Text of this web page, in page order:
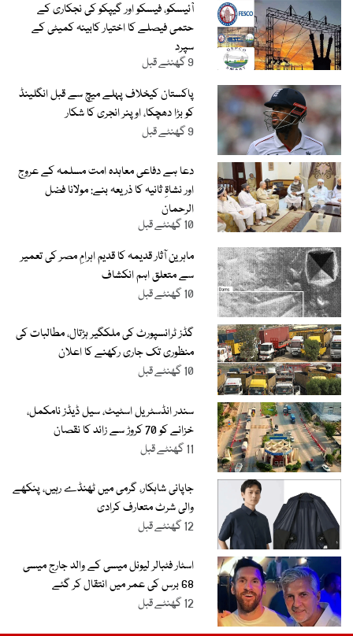
آئیسکو، فیسکو اور گیپکو کی نجکاری کے
حتمی فیصلے کا اختیار کابینہ کمیٹی کے
سپرد
9 گھنٹے قبل
پاکستان کیخلاف پہلے میچ سے قبل انگلینڈ
کو بڑا دھچکا، اوپنر انجری کا شکار
9 گھنٹے قبل
دعا ہے دفاعی معاہدہ امت مسلمہ کے عروج
اور نشاۃِ ثانیہ کا ذریعہ بنے: مولانا فضل
الرحمان
10 گھنٹے قبل
ماہرین آثار قدیمہ کا قدیم اہرامِ مصر کی تعمیر
سے متعلق اہم انکشاف
10 گھنٹے قبل
گڈز ٹرانسپورٹ کی ملکگیر ہڑتال، مطالبات کی
منظوری تک جاری رکھنے کا اعلان
10 گھنٹے قبل
سندر انڈسٹریل اسٹیٹ، سیل ڈیڈز نامکمل،
خزانے کو 70 کروڑ سے زائد کا نقصان
11 گھنٹے قبل
جاپانی شاہکار، گرمی میں ٹھنڈے رہیں، پنکھے
والی شرٹ متعارف کرادی
12 گھنٹے قبل
اسٹار فٹبالر لیونل میسی کے والد جارج میسی
68 برس کی عمر میں انتقال کر گئے
12 گھنٹے قبل